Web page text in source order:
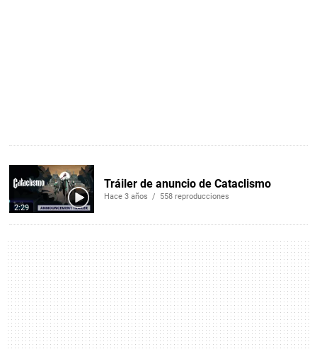
2:29
Tráiler de anuncio de Cataclismo
Hace 3 años / 558 reproducciones